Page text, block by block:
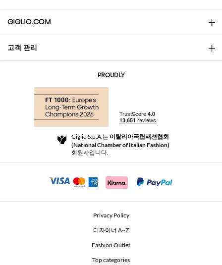
GIGLIO.COM
소개
Community Store
Beauty Seekers VIP Club
고객 관리
반품 및 환불
For a safe shopping experience
Security Communication
PROUDLY
Giglio S.p.A.는 이탈리아국립패션협회
(National Chamber of Italian Fashion)
회원사입니다.
Privacy Policy
디자이너 A~Z
Fashion Outlet
Top categories